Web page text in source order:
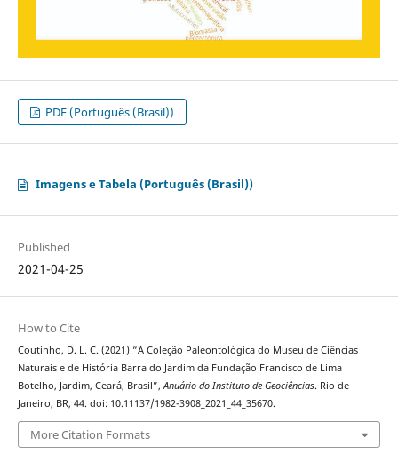
PDF (Português (Brasil))
Imagens e Tabela (Português (Brasil))
Published
2021-04-25
How to Cite
Coutinho, D. L. C. (2021) “A Coleção Paleontológica do Museu de Ciências
Naturais e de História Barra do Jardim da Fundação Francisco de Lima
Botelho, Jardim, Ceará, Brasil”, Anuário do Instituto de Geociências. Rio de
Janeiro, BR, 44. doi: 10.11137/1982-3908_2021_44_35670.
More Citation Formats